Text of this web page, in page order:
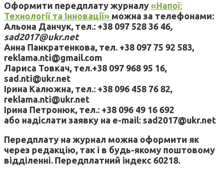
Оформити передплату журналу «Напої:
Технології та Інновації» можна за телефонами:
Альона Данчук, тел.: +38 097 528 36 46,
sad2017@ukr.net
Анна Панкратенкова, тел. +38 097 75 92 583,
reklama.nti@gmail.com
Лариса Товкач, тел.+38 097 968 95 16,
sad.nti@ukr.net
Ірина Калюжна, тел.: +38 096 458 76 82,
reklama.nti@ukr.net
Ірина Петронюк, тел.: +38 096 49 16 692
або надіслати заявку на e-mail: sad2017@ukr.net
Передплату на журнал можна оформити як
через редакцію, так і в будь-якому поштовому
відділенні. Передплатний індекс 60218.